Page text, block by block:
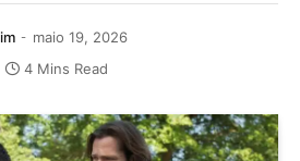
maio 19, 2026
4 Mins Read